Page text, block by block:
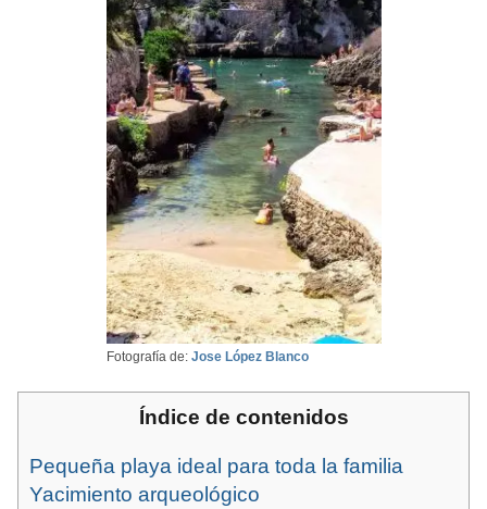
Fotografía de: Jose López Blanco
Índice de contenidos
Pequeña playa ideal para toda la familia
Yacimiento arqueológico